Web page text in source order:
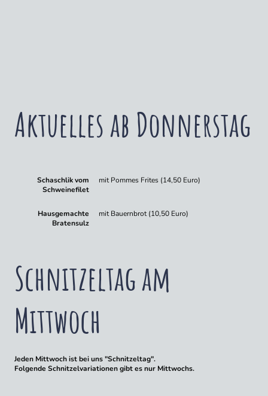
Aktuelles ab Donnerstag
Schaschlik vom
Schweinefilet
mit Pommes Frites (14,50 Euro)
Hausgemachte
Bratensulz
mit Bauernbrot (10,50 Euro)
Schnitzeltag am
Mittwoch
Jeden Mittwoch ist bei uns "Schnitzeltag".
Folgende Schnitzelvariationen gibt es nur Mittwochs.